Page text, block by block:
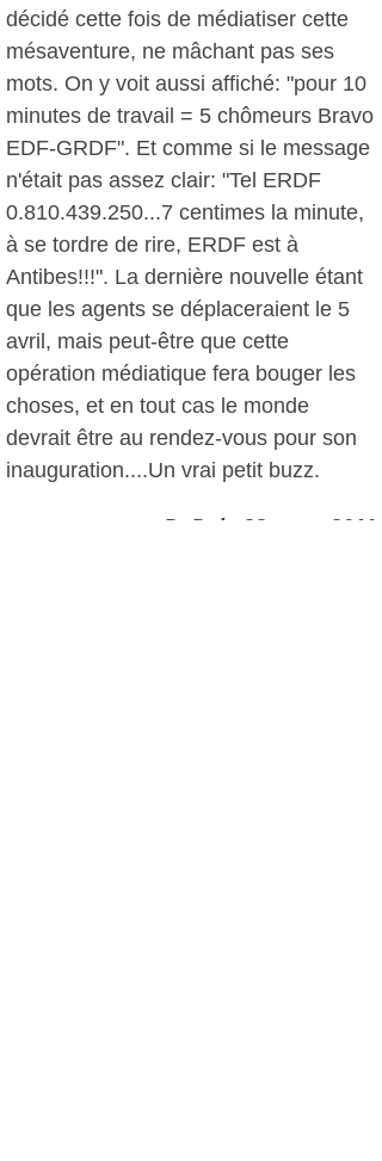
décidé cette fois de médiatiser cette
mésaventure, ne mâchant pas ses
mots. On y voit aussi affiché: "pour 10
minutes de travail = 5 chômeurs Bravo
EDF-GRDF". Et comme si le message
n'était pas assez clair: "Tel ERDF
0.810.439.250...7 centimes la minute,
à se tordre de rire, ERDF est à
Antibes!!!". La dernière nouvelle étant
que les agents se déplaceraient le 5
avril, mais peut-être que cette
opération médiatique fera bouger les
choses, et en tout cas le monde
devrait être au rendez-vous pour son
inauguration....Un vrai petit buzz.
D. D, le 28 mars 2011